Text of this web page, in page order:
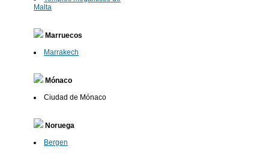
Malta
Marruecos
Marrakech
Mónaco
Ciudad de Mónaco
Noruega
Bergen